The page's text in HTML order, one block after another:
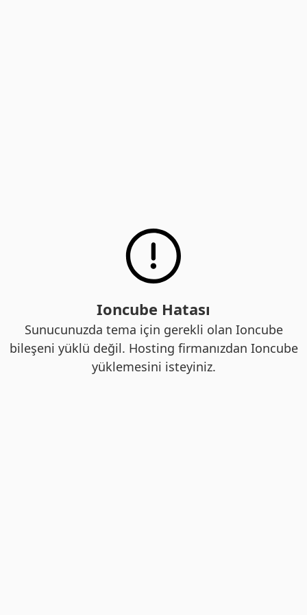
Ioncube Hatası
Sunucunuzda tema için gerekli olan Ioncube
bileşeni yüklü değil. Hosting firmanızdan Ioncube
yüklemesini isteyiniz.